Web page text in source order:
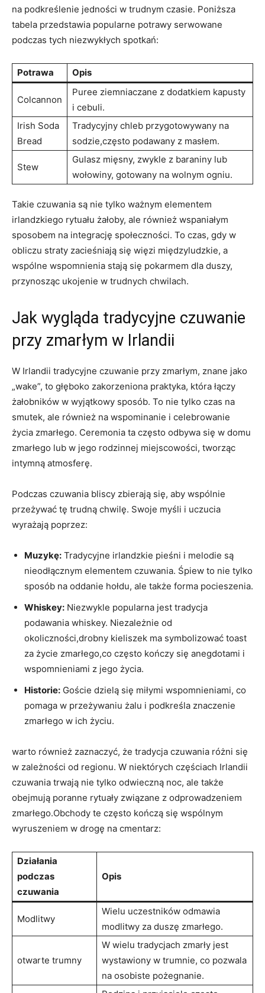
na podkreślenie jedności w trudnym czasie. Poniższa
tabela przedstawia popularne potrawy serwowane
podczas tych niezwykłych spotkań:
Potrawa Opis
Colcannon
Puree ziemniaczane z dodatkiem kapusty
i cebuli.
Irish Soda
Bread
Tradycyjny chleb przygotowywany na
sodzie,często podawany z masłem.
Stew
Gulasz mięsny, zwykle z baraniny lub
wołowiny, gotowany na wolnym ogniu.
Takie czuwania są nie tylko ważnym elementem
irlandzkiego rytuału żałoby, ale również wspaniałym
sposobem na integrację społeczności. To czas, gdy w
obliczu straty zacieśniają się więzi międzyludzkie, a
wspólne wspomnienia stają się pokarmem dla duszy,
przynosząc ukojenie w trudnych chwilach.
Jak wygląda tradycyjne czuwanie
przy zmarłym w Irlandii
W Irlandii tradycyjne czuwanie przy zmarłym, znane jako
„wake”, to głęboko zakorzeniona praktyka, która łączy
żałobników w wyjątkowy sposób. To nie tylko czas na
smutek, ale również na wspominanie i celebrowanie
życia zmarłego. Ceremonia ta często odbywa się w domu
zmarłego lub w jego rodzinnej miejscowości, tworząc
intymną atmosferę.
Podczas czuwania bliscy zbierają się, aby wspólnie
przeżywać tę trudną chwilę. Swoje myśli i uczucia
wyrażają poprzez:
Muzykę: Tradycyjne irlandzkie pieśni i melodie są
nieodłącznym elementem czuwania. Śpiew to nie tylko
sposób na oddanie hołdu, ale także forma pocieszenia.
Whiskey: Niezwykle popularna jest tradycja
podawania whiskey. Niezależnie od
okoliczności,drobny kieliszek ma symbolizować toast
za życie zmarłego,co często kończy się anegdotami i
wspomnieniami z jego życia.
Historie: Goście dzielą się miłymi wspomnieniami, co
pomaga w przeżywaniu żalu i podkreśla znaczenie
zmarłego w ich życiu.
warto również zaznaczyć, że tradycja czuwania różni się
w zależności od regionu. W niektórych częściach Irlandii
czuwania trwają nie tylko odwieczną noc, ale także
obejmują poranne rytuały związane z odprowadzeniem
zmarłego.Obchody te często kończą się wspólnym
wyruszeniem w drogę na cmentarz:
Działania
podczas
czuwania
Opis
Modlitwy
Wielu uczestników odmawia
modlitwy za duszę zmarłego.
otwarte trumny
W wielu tradycjach zmarły jest
wystawiony w trumnie, co pozwala
na osobiste pożegnanie.